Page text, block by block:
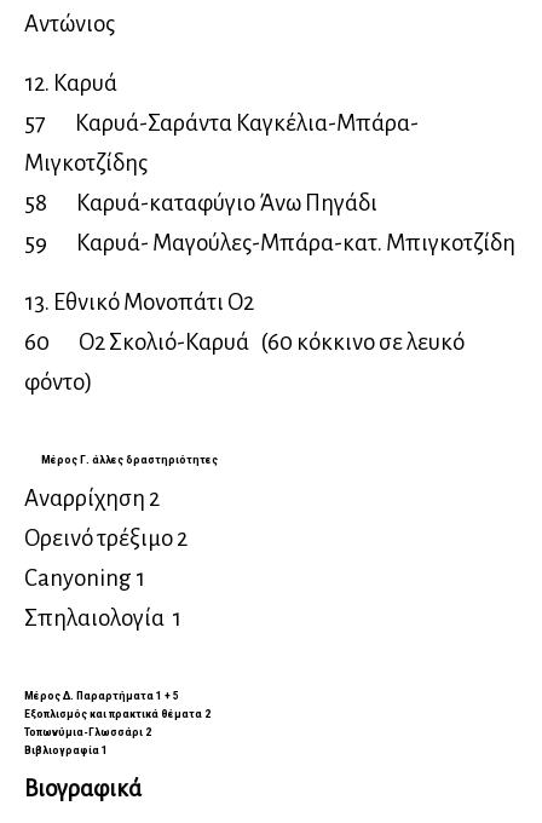
Αντώνιος
12. Καρυά
57 Καρυά-Σαράντα Καγκέλια-Μπάρα-
Μιγκοτζίδης
58 Καρυά-καταφύγιο Άνω Πηγάδι
59 Καρυά- Μαγούλες-Μπάρα-κατ. Μπιγκοτζίδη
13. Εθνικό Μονοπάτι Ο2
60 Ο2 Σκολιό-Καρυά (60 κόκκινο σε λευκό
φόντο)
Μέρος Γ. άλλες δραστηριότητες
Αναρρίχηση 2
Ορεινό τρέξιμο 2
Canyoning 1
Σπηλαιολογία 1
Μέρος Δ. Παραρτήματα 1 + 5
Eξοπλισμός και πρακτικά θέματα 2
Τοπωνύμια-Γλωσσάρι 2
Βιβλιογραφία 1
Βιογραφικά